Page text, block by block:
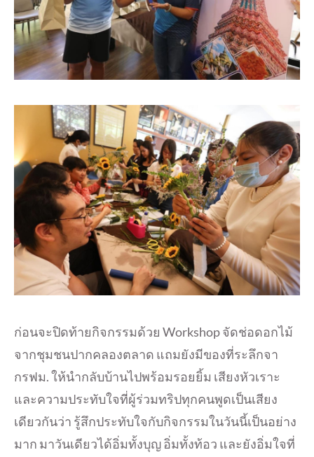
ก่อนจะปิดท้ายกิจกรรมด้วย Workshop จัดช่อดอกไม้
จากชุมชนปากคลองตลาด แถมยังมีของที่ระลึกจา
กรฟม. ให้นำกลับบ้านไปพร้อมรอยยิ้ม เสียงหัวเราะ
และความประทับใจที่ผู้ร่วมทริปทุกคนพูดเป็นเสียง
เดียวกันว่า รู้สึกประทับใจกับกิจกรรมในวันนี้เป็นอย่าง
มาก มาวันเดียวได้อิ่มทั้งบุญ อิ่มทั้งท้อว และยังอิ่มใจที่